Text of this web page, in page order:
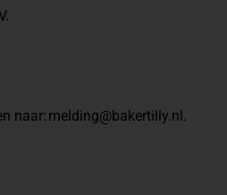
naar: melding@bakertilly.nl.